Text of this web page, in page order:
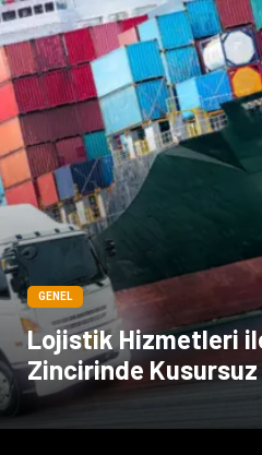
GENEL
Lojistik Hizmetleri
Zincirinde